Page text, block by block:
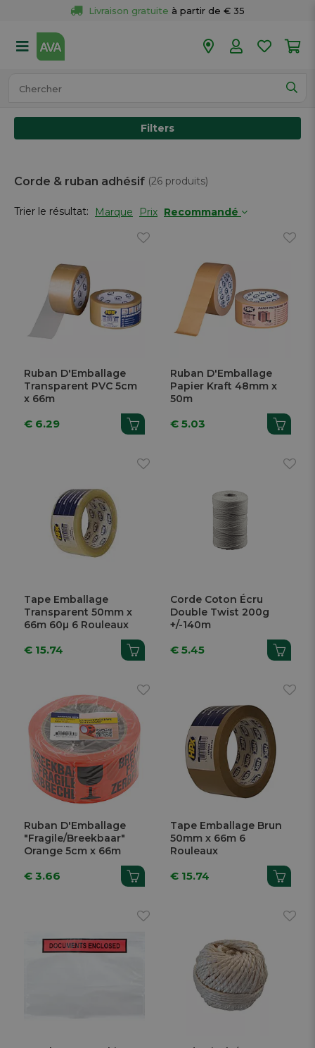
Livraison gratuite à partir de € 35
50 magasins
Filters
Corde & ruban adhésif (26 produits)
Trier le résultat: Marque Prix Recommandé
Ruban D'Emballage
Transparent PVC 5cm
x 66m
€ 6.29
Ruban D'Emballage
Papier Kraft 48mm x
50m
€ 5.03
Tape Emballage
Transparent 50mm x
66m 60µ 6 Rouleaux
€ 15.74
Corde Coton Écru
Double Twist 200g
+/-140m
€ 5.45
Ruban D'Emballage
"Fragile/Breekbaar"
Orange 5cm x 66m
€ 3.66
Tape Emballage Brun
50mm x 66m 6
Rouleaux
€ 15.74